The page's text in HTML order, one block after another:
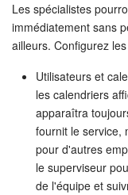
Les spécialistes
immédiatement sans
ailleurs. Configurez
Utilisateurs et
les calendriers
apparaîtra
fournit le service,
pour d'autres
le superviseur
de l'équipe et